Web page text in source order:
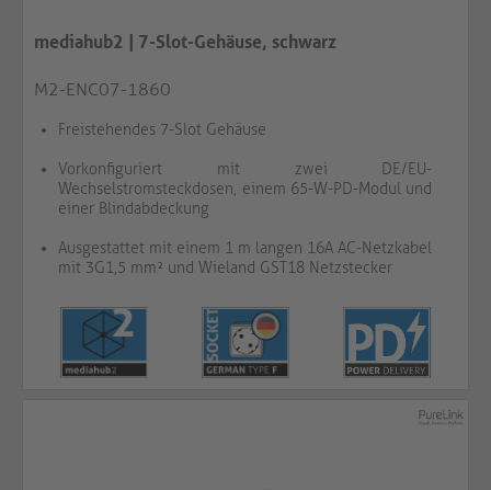
mediahub2 | 7-Slot-Gehäuse, schwarz
M2-ENC07-1860
Freistehendes 7-Slot Gehäuse
Vorkonfiguriert mit zwei DE/EU-
Wechselstromsteckdosen, einem 65-W-PD-Modul und
einer Blindabdeckung
Ausgestattet mit einem 1 m langen 16A AC-Netzkabel
mit 3G1,5 mm² und Wieland GST18 Netzstecker